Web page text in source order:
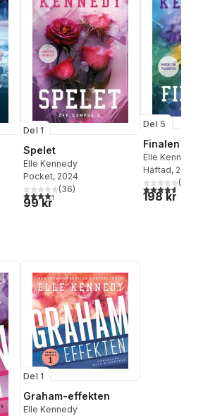
antal röster:
Del 1
Spelet
Elle Kennedy
Pocket, 2024
4,3utav 5 stjärnor. Totalt antal röster:
(36)
99 kr
Del 5
Finalen
Elle Kennedy
Häftad, 2026
4,6utav 5(
198 kr
Del 1
Graham-effekten
Elle Kennedy